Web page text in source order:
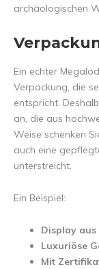
archäologischen
Ein echter
Verpackung, die
entspricht.
an, die aus
Weise schenken
auch eine
unterstreicht.
Ein Beispiel:
Display aus
Luxuriöse
Mit